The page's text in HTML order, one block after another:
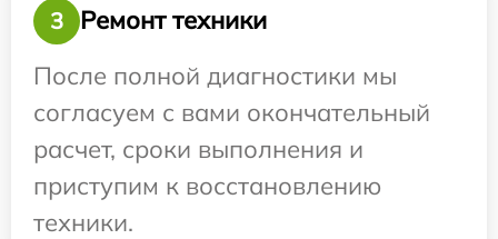
3
Ремонт техники
После полной диагностики мы
согласуем с вами окончательный
расчет, сроки выполнения и
приступим к восстановлению
техники.